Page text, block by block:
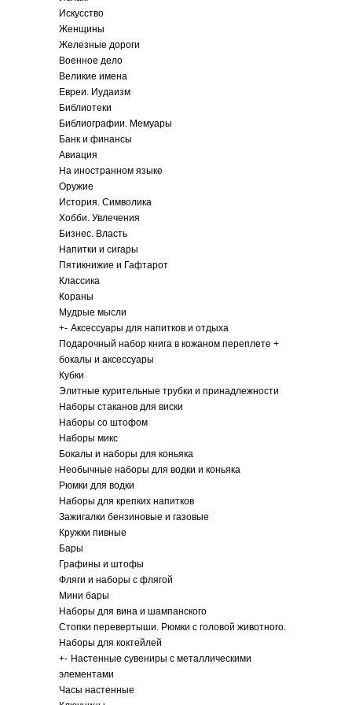
Искусство
Женщины
Железные дороги
Военное дело
Великие имена
Евреи. Иудаизм
Библиотеки
Библиографии. Мемуары
Банк и финансы
Авиация
На иностранном языке
Оружие
История. Символика
Хобби. Увлечения
Бизнес. Власть
Напитки и сигары
Пятикнижие и Гафтарот
Классика
Кораны
Мудрые мысли
+- Аксессуары для напитков и отдыха
Подарочный набор книга в кожаном переплете +
бокалы и аксессуары
Кубки
Элитные курительные трубки и принадлежности
Наборы стаканов для виски
Наборы со штофом
Наборы микс
Бокалы и наборы для коньяка
Необычные наборы для водки и коньяка
Рюмки для водки
Наборы для крепких напитков
Зажигалки бензиновые и газовые
Кружки пивные
Бары
Графины и штофы
Фляги и наборы с флягой
Мини бары
Наборы для вина и шампанского
Стопки перевертыши. Рюмки с головой животного.
Наборы для коктейлей
+- Настенные сувениры с металлическими
элементами
Часы настенные